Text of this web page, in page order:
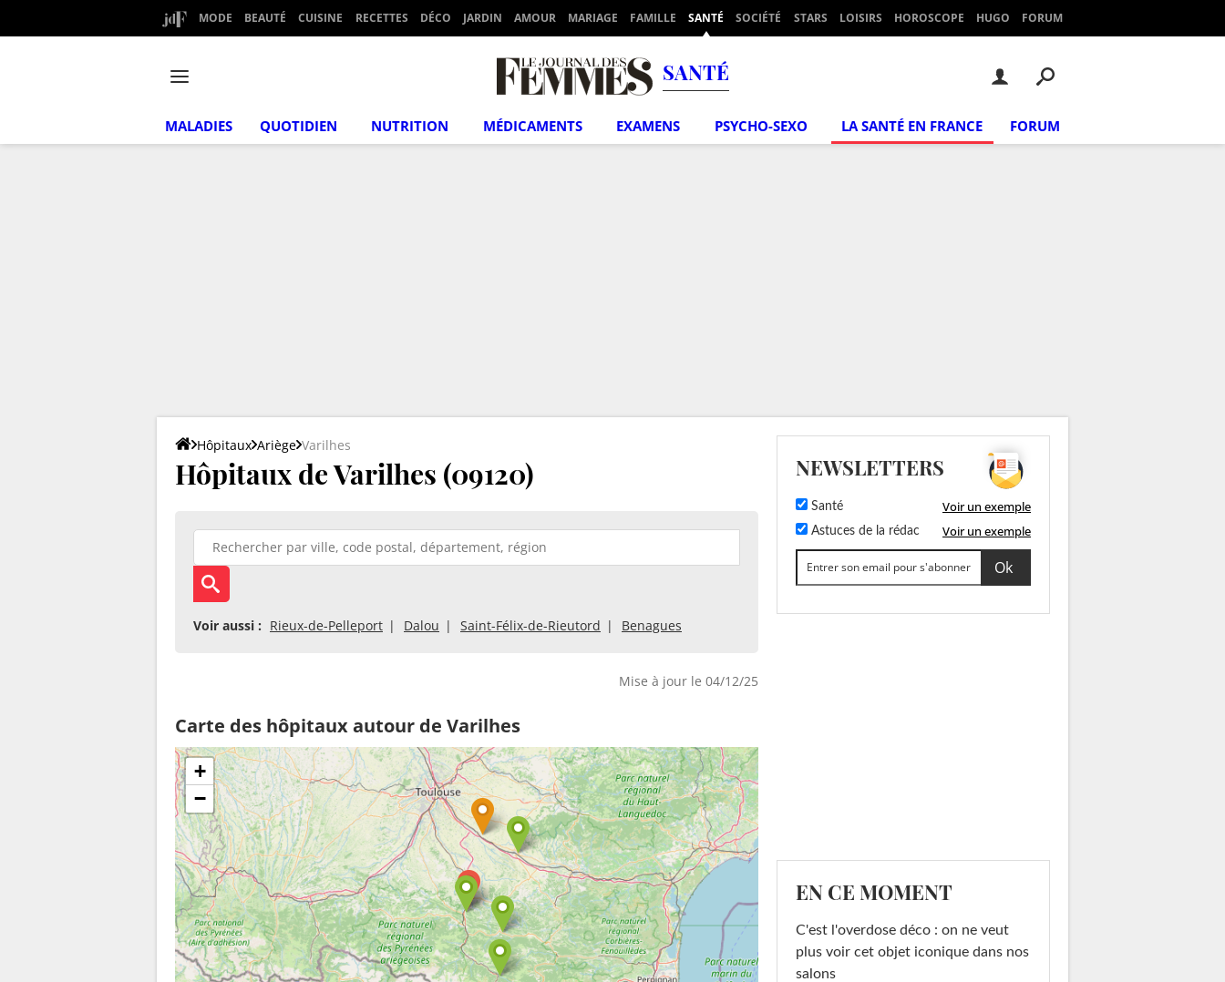
MODE BEAUTÉ CUISINE RECETTES DÉCO JARDIN AMOUR MARIAGE FAMILLE SANTÉ SOCIÉTÉ STARS LOISIRS HOROSCOPE HUGO FORUM
SANTÉ
MALADIES QUOTIDIEN NUTRITION MÉDICAMENTS EXAMENS PSYCHO-SEXO LA SANTÉ EN FRANCE FORUM
Hôpitaux Ariège Varilhes
Hôpitaux de Varilhes (09120)
Voir aussi : Rieux-de-Pelleport Dalou Saint-Félix-de-Rieutord Benagues
Mise à jour le 04/12/25
Carte des hôpitaux autour de Varilhes
+
−
NEWSLETTERS
Santé Voir un exemple
Astuces de la rédac Voir un exemple
EN CE MOMENT
C'est l'overdose déco : on ne veut
plus voir cet objet iconique dans nos
salons